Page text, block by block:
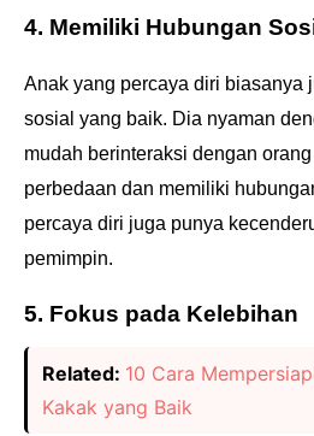
4. Memiliki Hubungan
Anak yang percaya diri biasanya
sosial yang baik. Dia nyaman
mudah berinteraksi dengan
perbedaan dan memiliki
percaya diri juga punya
pemimpin.
5. Fokus pada Kelebihan
Related: 10 Cara
Kakak yang Baik